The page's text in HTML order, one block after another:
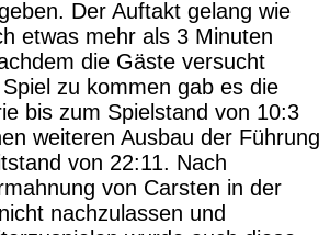
Der Auftakt gelang wie
etwas mehr als 3 Minuten
die Gäste versucht
zu kommen gab es die
bis zum Spielstand von 10:3
weiteren Ausbau der Führung
von 22:11. Nach
von Carsten in der
nachzulassen und